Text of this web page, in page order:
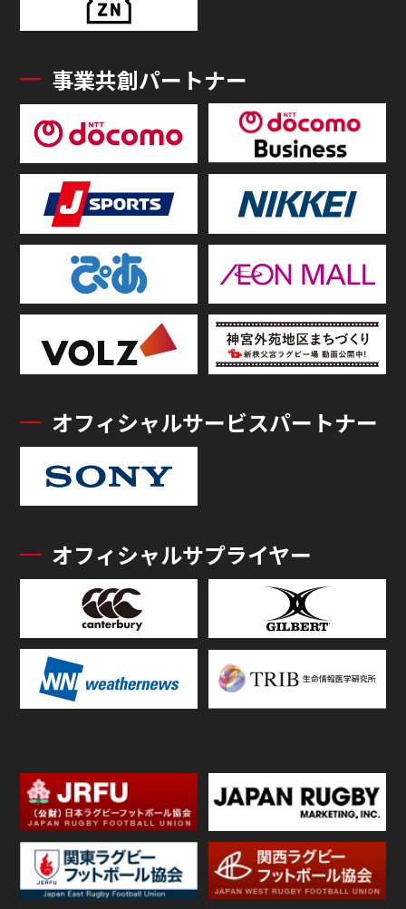
事業共創パートナー
オフィシャルサービスパートナー
オフィシャルサプライヤー